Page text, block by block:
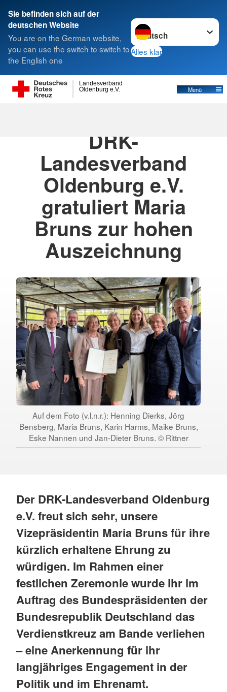
Sie befinden sich auf der
deutschen Website
You are on the German website,
you can use the switch to switch to
the English one
Sprache wechseln zu
Alles klar
Oldenburg e.V.
Landesverband
Menü
Suche
DRK-
Landesverband
Oldenburg e.V.
gratuliert Maria
Bruns zur hohen
Auszeichnung
Auf dem Foto (v.l.n.r.): Henning Dierks, Jörg
Bensberg, Maria Bruns, Karin Harms, Maike Bruns,
Eske Nannen und Jan-Dieter Bruns. © Rittner
Der DRK-Landesverband Oldenburg
e.V. freut sich sehr, unsere
Vizepräsidentin Maria Bruns für ihre
kürzlich erhaltene Ehrung zu
würdigen. Im Rahmen einer
festlichen Zeremonie wurde ihr im
Auftrag des Bundespräsidenten der
Bundesrepublik Deutschland das
Verdienstkreuz am Bande verliehen
– eine Anerkennung für ihr
langjähriges Engagement in der
Politik und im Ehrenamt.